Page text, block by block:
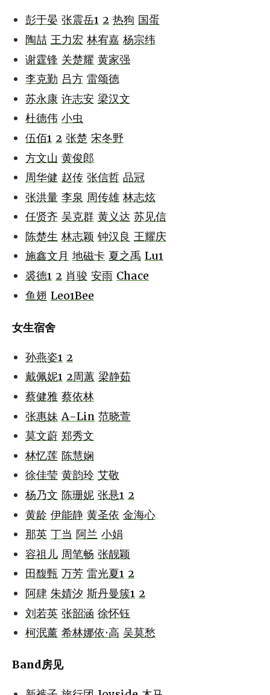
彭于晏 张震岳1 2 热狗 国蛋
陶喆 王力宏 林宥嘉 杨宗纬
谢霆锋 关楚耀 黄家强
李克勤 吕方 雷颂德
苏永康 许志安 梁汉文
杜德伟 小虫
伍佰1 2 张楚 宋冬野
方文山 黄俊郎
周华健 赵传 张信哲 品冠
张洪量 李泉 周传雄 林志炫
任贤齐 吴克群 黄义达 苏见信
陈楚生 林志颖 钟汉良 王耀庆
施鑫文月 地磁卡 夏之禹 Lu1
裘德1 2 肖骏 安雨 Chace
鱼翅 Leo1Bee
女生宿舍
孙燕姿1 2
戴佩妮1 2周蕙 梁静茹
蔡健雅 蔡依林
张惠妹 A-Lin 范晓萱
莫文蔚 郑秀文
林忆莲 陈慧娴
徐佳莹 黄韵玲 艾敬
杨乃文 陈珊妮 张悬1 2
黄龄 伊能静 黄圣依 金海心
那英 丁当 阿兰 小娟
容祖儿 周笔畅 张靓颖
田馥甄 万芳 雷光夏1 2
阿肆 朱婧汐 斯丹曼簇1 2
刘若英 张韶涵 徐怀钰
柯泯薰 希林娜依·高 吴莫愁
Band房见